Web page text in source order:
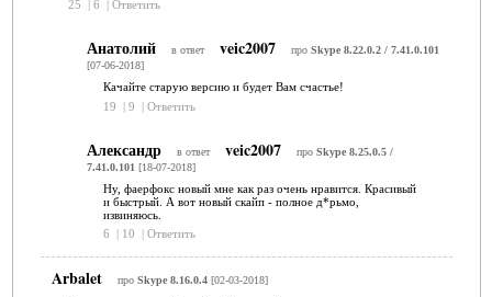
25
| 6 | Ответить
Анатолий в ответ veic2007 про Skype 8.22.0.2 / 7.41.0.101
[07-06-2018]
Качайте старую версию и будет Вам счастье!
19
| 9 | Ответить
Александр в ответ veic2007 про Skype 8.25.0.5 /
7.41.0.101 [18-07-2018]
Ну, фаерфокс новый мне как раз очень нравится. Красивый
и быстрый. А вот новый скайп - полное д*рьмо,
извиняюсь.
6
| 10 | Ответить
Arbalet про Skype 8.16.0.4[02-03-2018]